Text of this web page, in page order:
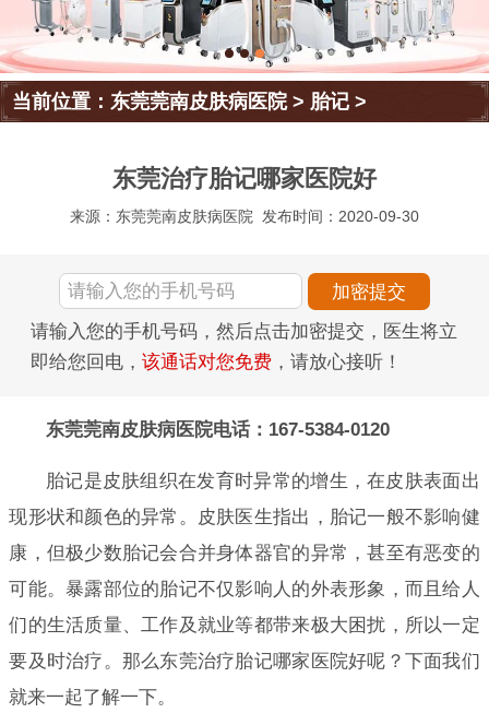
当前位置：东莞莞南皮肤病医院> 胎记 >
东莞治疗胎记哪家医院好
来源：东莞莞南皮肤病医院 发布时间：2020-09-30
请输入您的手机号码，然后点击加密提交，医生将立
即给您回电， 该通话对您免费 ，请放心接听！
东莞莞南皮肤病医院电话：167-5384-0120
胎记是皮肤组织在发育时异常的增生，在皮肤表面出
现形状和颜色的异常。皮肤医生指出，胎记一般不影响健
康，但极少数胎记会合并身体器官的异常，甚至有恶变的
可能。暴露部位的胎记不仅影响人的外表形象，而且给人
们的生活质量、工作及就业等都带来极大困扰，所以一定
要及时治疗。那么东莞治疗胎记哪家医院好呢？下面我们
就来一起了解一下。